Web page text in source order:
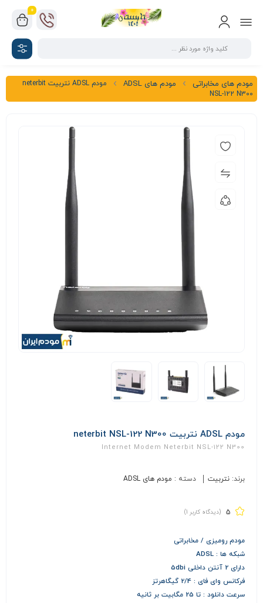
0
مودم های مخابراتی مودم های ADSL
مودم ADSL نتربیت neterbit
NSL-122 N300
مودم ADSL نتربیت neterbit NSL-122 N300
Internet Modem Neterbit NSL-122 N300
برند: نتربیت دسته : مودم های ADSL
5 (دیدگاه کاربر 1
)
مودم رومیزی / مخابراتی
شبکه ها : ADSL
دارای 2 آنتن داخلی 5dbi
فرکانس وای فای : 2/4 گیگاهرتز
سرعت دانلود : تا 25 مگابیت بر ثانیه